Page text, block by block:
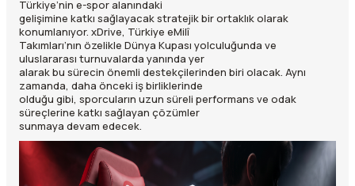
Türkiye’nin e-spor alanındaki
gelişimine katkı sağlayacak stratejik bir ortaklık olarak
konumlanıyor. xDrive, Türkiye eMilî
Takımları’nın özelikle Dünya Kupası yolculuğunda ve
uluslararası turnuvalarda yanında yer
alarak bu sürecin önemli destekçilerinden biri olacak. Aynı
zamanda, daha önceki iş birliklerinde
olduğu gibi, sporcuların uzun süreli performans ve odak
süreçlerine katkı sağlayan çözümler
sunmaya devam edecek.